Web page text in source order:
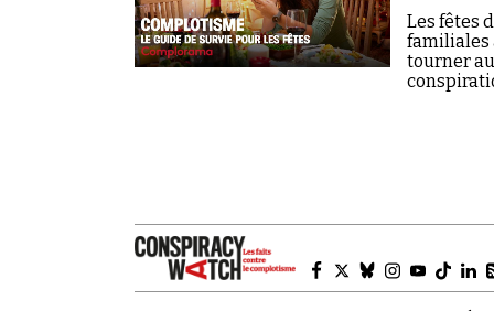
Les fêtes
familiales
tourner